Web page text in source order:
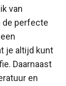
van
de perfecte
je altijd kunt
Daarnaast
en